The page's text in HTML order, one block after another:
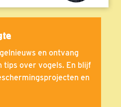
en ontvang
tips over vogels. En blijf
en